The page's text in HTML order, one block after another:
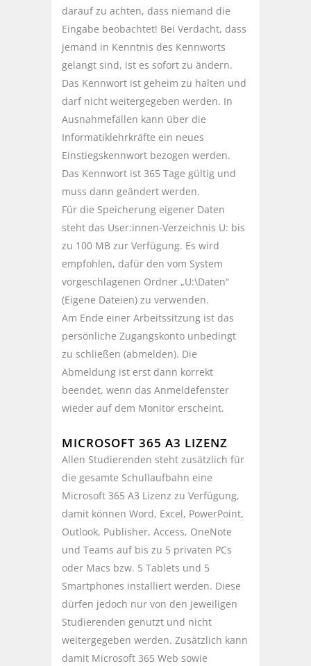
darauf zu achten, dass niemand die
Eingabe beobachtet! Bei Verdacht, dass
jemand in Kenntnis des Kennworts
gelangt sind, ist es sofort zu ändern.
Das Kennwort ist geheim zu halten und
darf nicht weitergegeben werden. In
Ausnahmefällen kann über die
Informatiklehrkräfte ein neues
Einstiegskennwort bezogen werden.
Das Kennwort ist 365 Tage gültig und
muss dann geändert werden.
Für die Speicherung eigener Daten
steht das User:innen-Verzeichnis U: bis
zu 100 MB zur Verfügung. Es wird
empfohlen, dafür den vom System
vorgeschlagenen Ordner „U:\Daten“
(Eigene Dateien) zu verwenden.
Am Ende einer Arbeitssitzung ist das
persönliche Zugangskonto unbedingt
zu schließen (abmelden). Die
Abmeldung ist erst dann korrekt
beendet, wenn das Anmeldefenster
wieder auf dem Monitor erscheint.
MICROSOFT 365 A3 LIZENZ
Allen Studierenden steht zusätzlich für
die gesamte Schullaufbahn eine
Microsoft 365 A3 Lizenz zu Verfügung,
damit können Word, Excel, PowerPoint,
Outlook, Publisher, Access, OneNote
und Teams auf bis zu 5 privaten PCs
oder Macs bzw. 5 Tablets und 5
Smartphones installiert werden. Diese
dürfen jedoch nur von den jeweiligen
Studierenden genutzt und nicht
weitergegeben werden. Zusätzlich kann
damit Microsoft 365 Web sowie